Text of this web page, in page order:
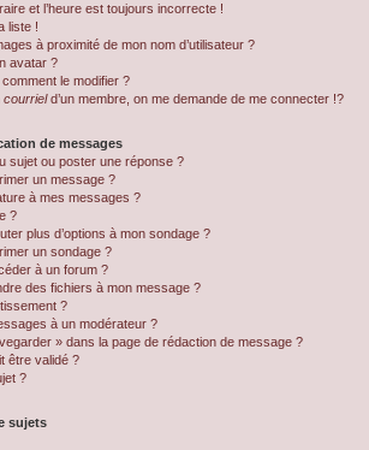
et l’heure est toujours incorrecte !
liste !
à proximité de mon nom d’utilisateur ?
avatar ?
le modifier ?
courrield’un membre, on me demande de me connecter !?
de messages
sujet ou poster une réponse ?
un message ?
à mes messages ?
?
plus d’options à mon sondage ?
un sondage ?
à un forum ?
des fichiers à mon message ?
?
à un modérateur ?
» dans la page de rédaction de message ?
être validé ?
?
sujets